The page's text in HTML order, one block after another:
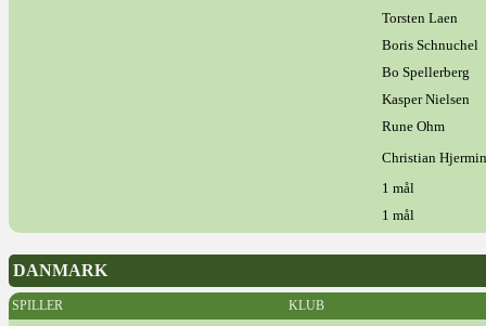
Torsten Laen
Boris Schnuchel
Bo Spellerberg
Kasper Nielsen
Rune Ohm
Christian
1 mål
1 mål
DANMARK
SPILLER KLUB